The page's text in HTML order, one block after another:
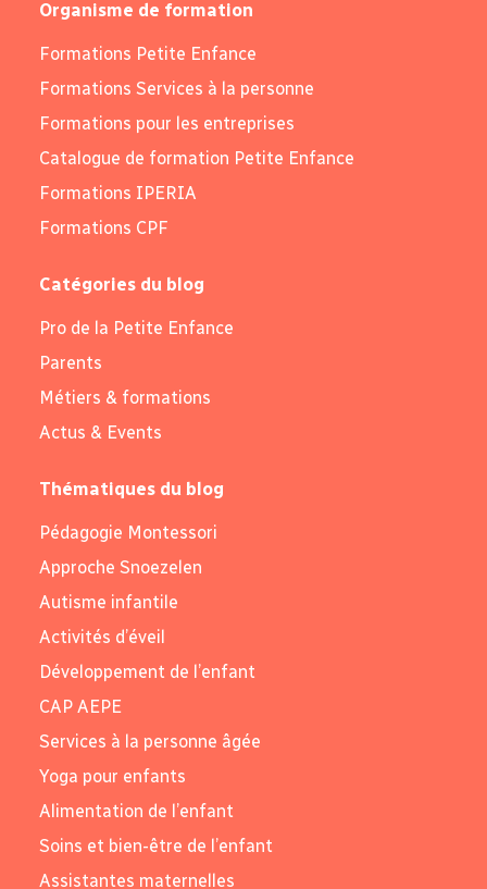
Organisme de formation
Formations Petite Enfance
Formations Services à la personne
Formations pour les entreprises
Catalogue de formation Petite Enfance
Formations IPERIA
Formations CPF
Catégories du blog
Pro de la Petite Enfance
Parents
Métiers & formations
Actus & Events
Thématiques du blog
Pédagogie Montessori
Approche Snoezelen
Autisme infantile
Activités d’éveil
Développement de l’enfant
CAP AEPE
Services à la personne âgée
Yoga pour enfants
Alimentation de l’enfant
Soins et bien-être de l’enfant
Assistantes maternelles